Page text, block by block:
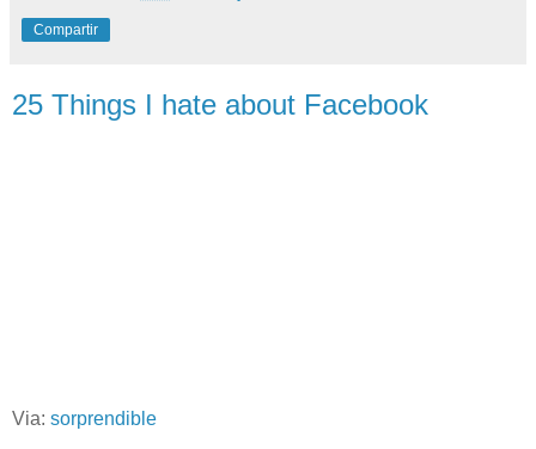
Compartir
25 Things I hate about Facebook
Via: sorprendible